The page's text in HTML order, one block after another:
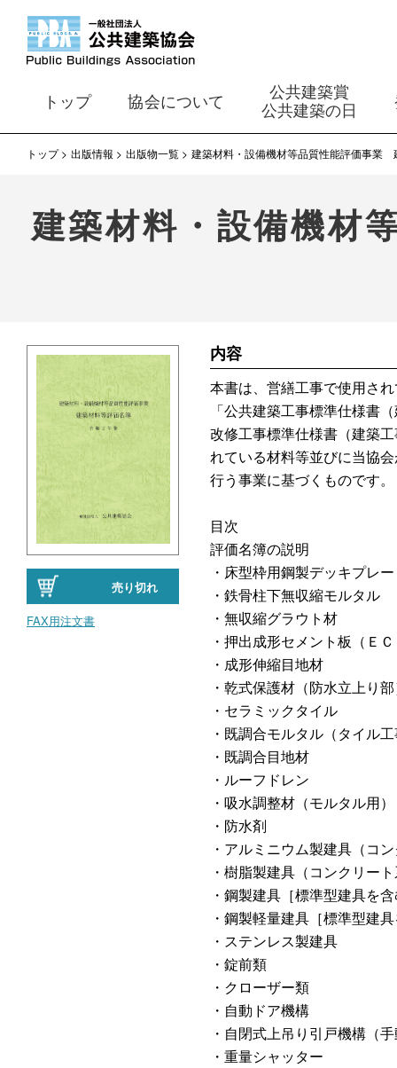
トップ 協会について
公共建築賞
公共建築の日
トップ 出版情報 出版物一覧 建築材料・設備機材等品質性能評価事
建築材料・設備機材
売り切れ
FAX用注文書
内容
本書は、営繕工事で使用さ
「公共建築工事標準仕様書
改修工事標準仕様書（建築
れている材料等並びに当協
行う事業に基づくものです。
目次
評価名簿の説明
・床型枠用鋼製デッキプレ
・鉄骨柱下無収縮モルタル
・無収縮グラウト材
・押出成形セメント板（Ｅ
・成形伸縮目地材
・乾式保護材（防水立上り
・セラミックタイル
・既調合モルタル（タイル
・既調合目地材
・ルーフドレン
・吸水調整材（モルタル用）
・防水剤
・アルミニウム製建具（コ
・樹脂製建具（コンクリー
・鋼製建具［標準型建具を
・鋼製軽量建具［標準型建
・ステンレス製建具
・錠前類
・クローザー類
・自動ドア機構
・自閉式上吊り引戸機構（
・重量シャッター